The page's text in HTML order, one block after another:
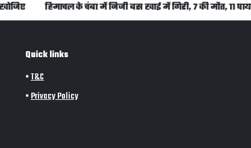
हिमाचल के चंबा में निजी बस खाई में गिरी, 7 की मौत, 11
Quick links
•T&C
•Privacy Policy